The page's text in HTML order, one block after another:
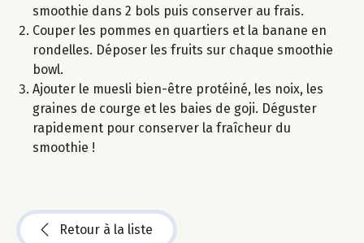
smoothie dans 2 bols puis conserver au frais.
Couper les pommes en quartiers et la banane en
rondelles. Déposer les fruits sur chaque smoothie
bowl.
Ajouter le muesli bien-être protéiné, les noix, les
graines de courge et les baies de goji. Déguster
rapidement pour conserver la fraîcheur du
smoothie !
Retour à la liste